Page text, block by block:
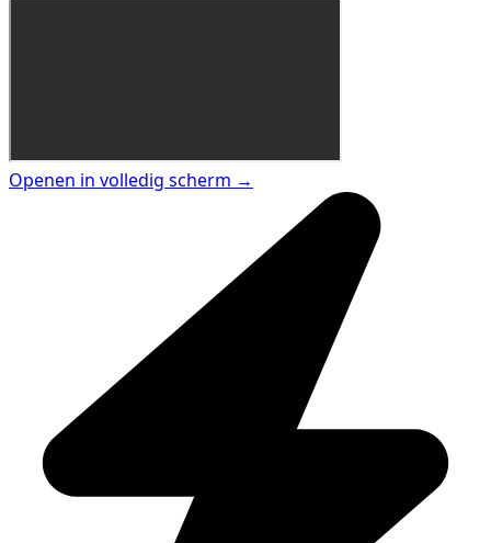
Openen in volledig scherm →